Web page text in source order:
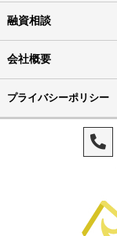
融資相談
会社概要
プライバシーポリシー